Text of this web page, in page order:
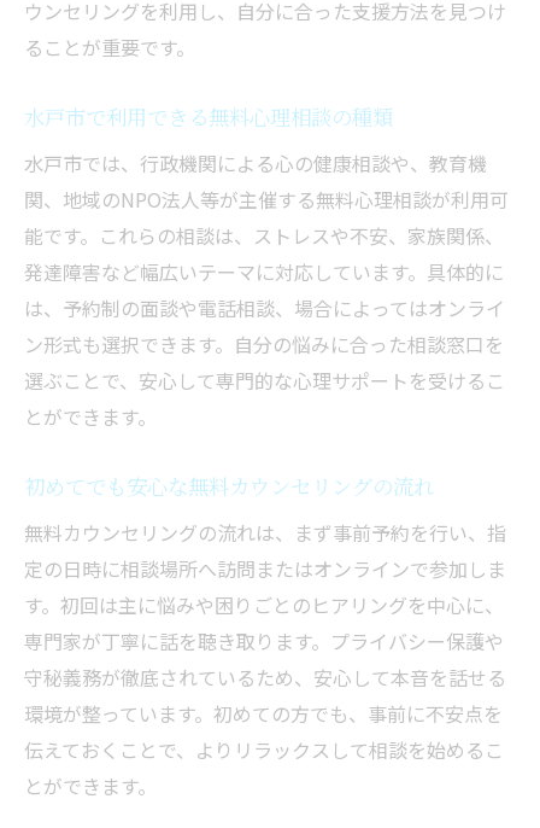
ウンセリングを利用し、自分に合った支援方法を見つけ
ることが重要です。
水戸市で利用できる無料心理相談の種類
水戸市では、行政機関による心の健康相談や、教育機
関、地域のNPO法人等が主催する無料心理相談が利用可
能です。これらの相談は、ストレスや不安、家族関係、
発達障害など幅広いテーマに対応しています。具体的に
は、予約制の面談や電話相談、場合によってはオンライ
ン形式も選択できます。自分の悩みに合った相談窓口を
選ぶことで、安心して専門的な心理サポートを受けるこ
とができます。
初めてでも安心な無料カウンセリングの流れ
無料カウンセリングの流れは、まず事前予約を行い、指
定の日時に相談場所へ訪問またはオンラインで参加しま
す。初回は主に悩みや困りごとのヒアリングを中心に、
専門家が丁寧に話を聴き取ります。プライバシー保護や
守秘義務が徹底されているため、安心して本音を話せる
環境が整っています。初めての方でも、事前に不安点を
伝えておくことで、よりリラックスして相談を始めるこ
とができます。